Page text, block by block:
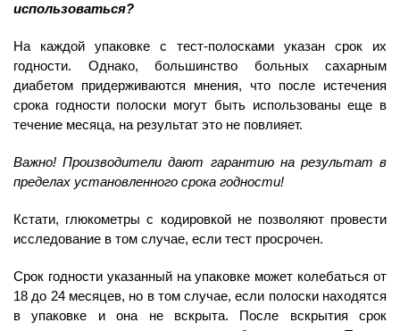
использоваться?
На каждой упаковке с тест-полосками указан срок их
годности. Однако, большинство больных сахарным
диабетом придерживаются мнения, что после истечения
срока годности полоски могут быть использованы еще в
течение месяца, на результат это не повлияет.
Важно! Производители дают гарантию на результат в
пределах установленного срока годности!
Кстати, глюкометры с кодировкой не позволяют провести
исследование в том случае, если тест просрочен.
Срок годности указанный на упаковке может колебаться от
18 до 24 месяцев, но в том случае, если полоски находятся
в упаковке и она не вскрыта. После вскрытия срок